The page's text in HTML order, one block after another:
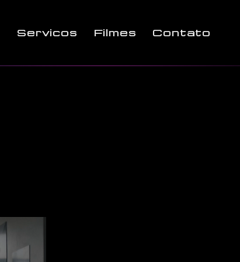
Serviços Filmes Contato